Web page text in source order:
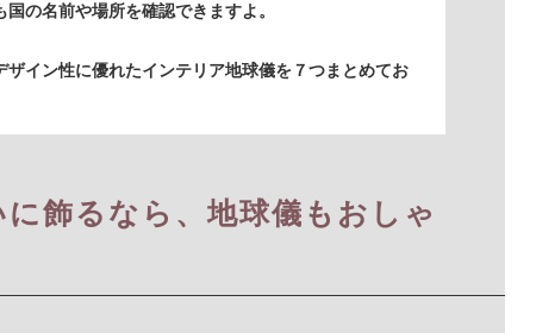
の名前や場所を確認できますよ。
ザイン性に優れたインテリア地球儀を７つまとめてお
飾るなら、地球儀もおしゃ